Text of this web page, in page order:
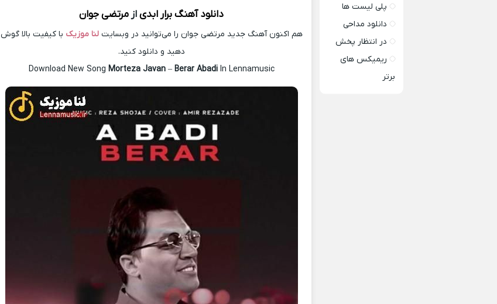
دانلود آهنگ برار ابدیازمرتضی جوان
هم اکنون آهنگ جدید مرتضی جوان را می‌توانید در وبسایتلنا موزیک با کیفیت بالا گوش
دهید و دانلود کنید.
Download New Song Morteza Javan– Berar AbadiIn Lennamusic
پلی لیست ها
دانلود مداحی
در انتظار پخش
ریمیکس های
برتر